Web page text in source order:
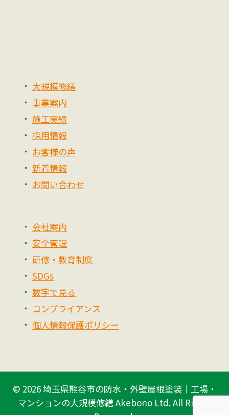
大規模修繕
事業案内
施工実績
採用情報
お客様の声
新着情報
お問い合わせ
会社案内
安全管理
研修・教育制度
SDGs
数字で見る
コンプライアンス
個人情報保護ポリシー
© 2026埼玉県熊谷市の防水・外壁屋根塗装｜工場・
マンションの大規模修繕 Akebono Ltd.All Rights